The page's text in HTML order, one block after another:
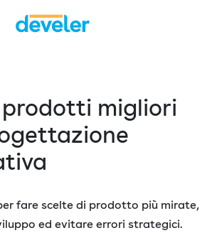
migliori
fare scelte di prodotto più mirate,
ed evitare errori strategici.